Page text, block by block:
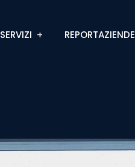
SERVIZI REPORTAZIENDE